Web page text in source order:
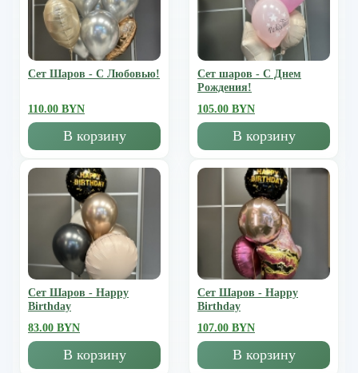
Сет Шаров - С Любовью!
110.00 BYN
В корзину
Сет шаров - С Днем
Рождения!
105.00 BYN
В корзину
Сет Шаров - Happy
Birthday
83.00 BYN
В корзину
Сет Шаров - Happy
Birthday
107.00 BYN
В корзину